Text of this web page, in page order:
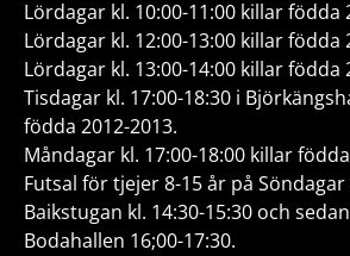
Lördagar kl. 10:00-11:00 killar födda
Lördagar kl. 12:00-13:00 killar födda
Lördagar kl. 13:00-14:00 killar födda
Tisdagar kl. 17:00-18:30 i
födda 2012-2013.
Måndagar kl. 17:00-18:00 killar
Futsal för tjejer 8-15 år på
Baikstugan kl. 14:30-15:30 och
Bodahallen 16;00-17:30.